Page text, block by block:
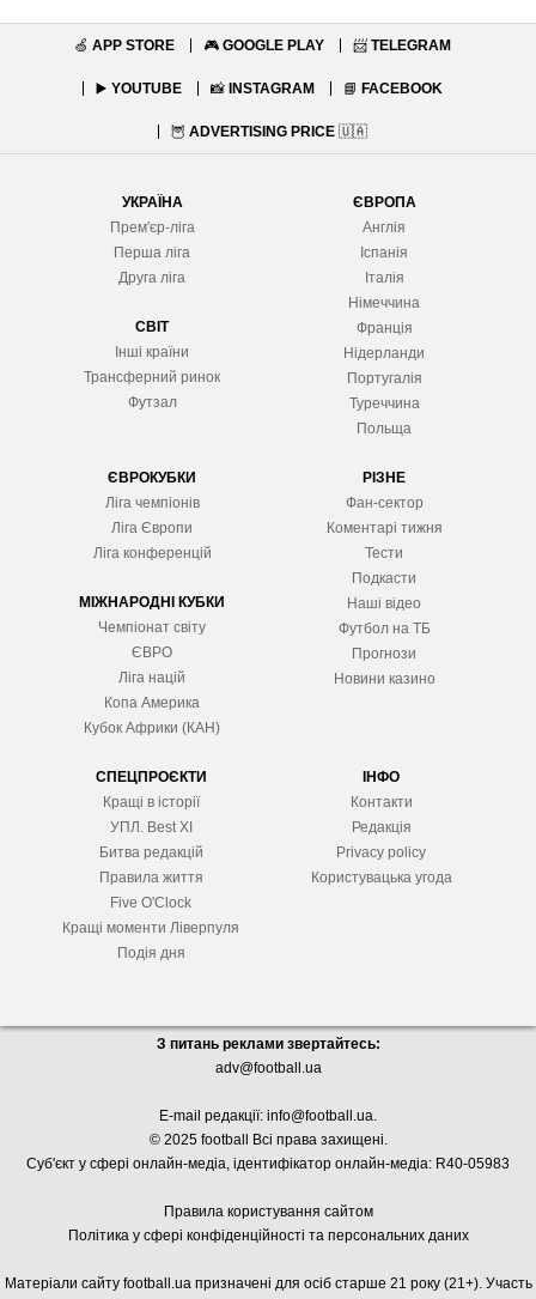
🍏 APP STORE 🎮 GOOGLE PLAY 📨 TELEGRAM
▶️ YOUTUBE 📸 INSTAGRAM 📘 FACEBOOK
🦉 ADVERTISING PRICE 🇺🇦
УКРАЇНА
Прем'єр-ліга
Перша ліга
Друга ліга
СВІТ
Інші країни
Трансферний ринок
Футзал
ЄВРОПА
Англія
Іспанія
Італія
Німеччина
Франція
Нідерланди
Португалія
Туреччина
Польща
ЄВРОКУБКИ
Ліга чемпіонів
Ліга Європи
Ліга конференцій
МІЖНАРОДНІ КУБКИ
Чемпіонат світу
ЄВРО
Ліга націй
Копа Америка
Кубок Африки (КАН)
РІЗНЕ
Фан-сектор
Коментарі тижня
Тести
Подкасти
Наші відео
Футбол на ТБ
Прогнози
Новини казино
СПЕЦПРОЄКТИ
Кращі в історії
УПЛ. Best XІ
Битва редакцій
Правила життя
Five O'Clock
Кращі моменти Ліверпуля
Подія дня
ІНФО
Контакти
Редакція
Privacy policy
Користувацька угода
З питань реклами звертайтесь:
adv@football.ua
E-mail редакції: info@football.ua.
© 2025 football Всі права захищені.
Суб'єкт у сфері онлайн-медіа, ідентифікатор онлайн-медіа: R40-05983
Правила користування сайтом
Політика у сфері конфіденційності та персональних даних
Матеріали сайту football.ua призначені для осіб старше 21 року (21+). Участь